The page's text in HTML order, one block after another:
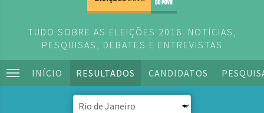
TUDO SOBRE AS ELEIÇÕES 2018: NOTÍCIAS,
PESQUISAS, DEBATES E ENTREVISTAS
INÍCIO RESULTADOS CANDIDATOS